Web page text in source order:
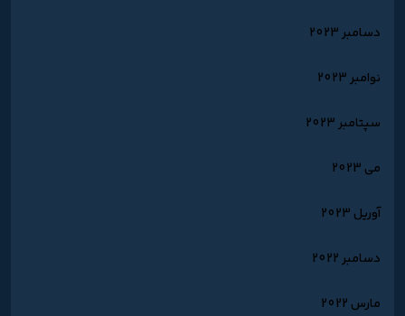
دسامبر 2023
نوامبر 2023
سپتامبر 2023
می 2023
آوریل 2023
دسامبر 2022
مارس 2022